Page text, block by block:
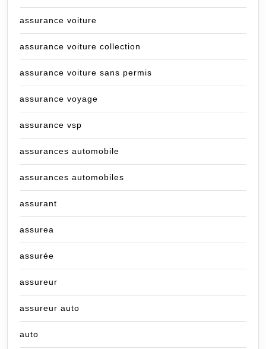
assurance voiture
assurance voiture collection
assurance voiture sans permis
assurance voyage
assurance vsp
assurances automobile
assurances automobiles
assurant
assurea
assurée
assureur
assureur auto
auto